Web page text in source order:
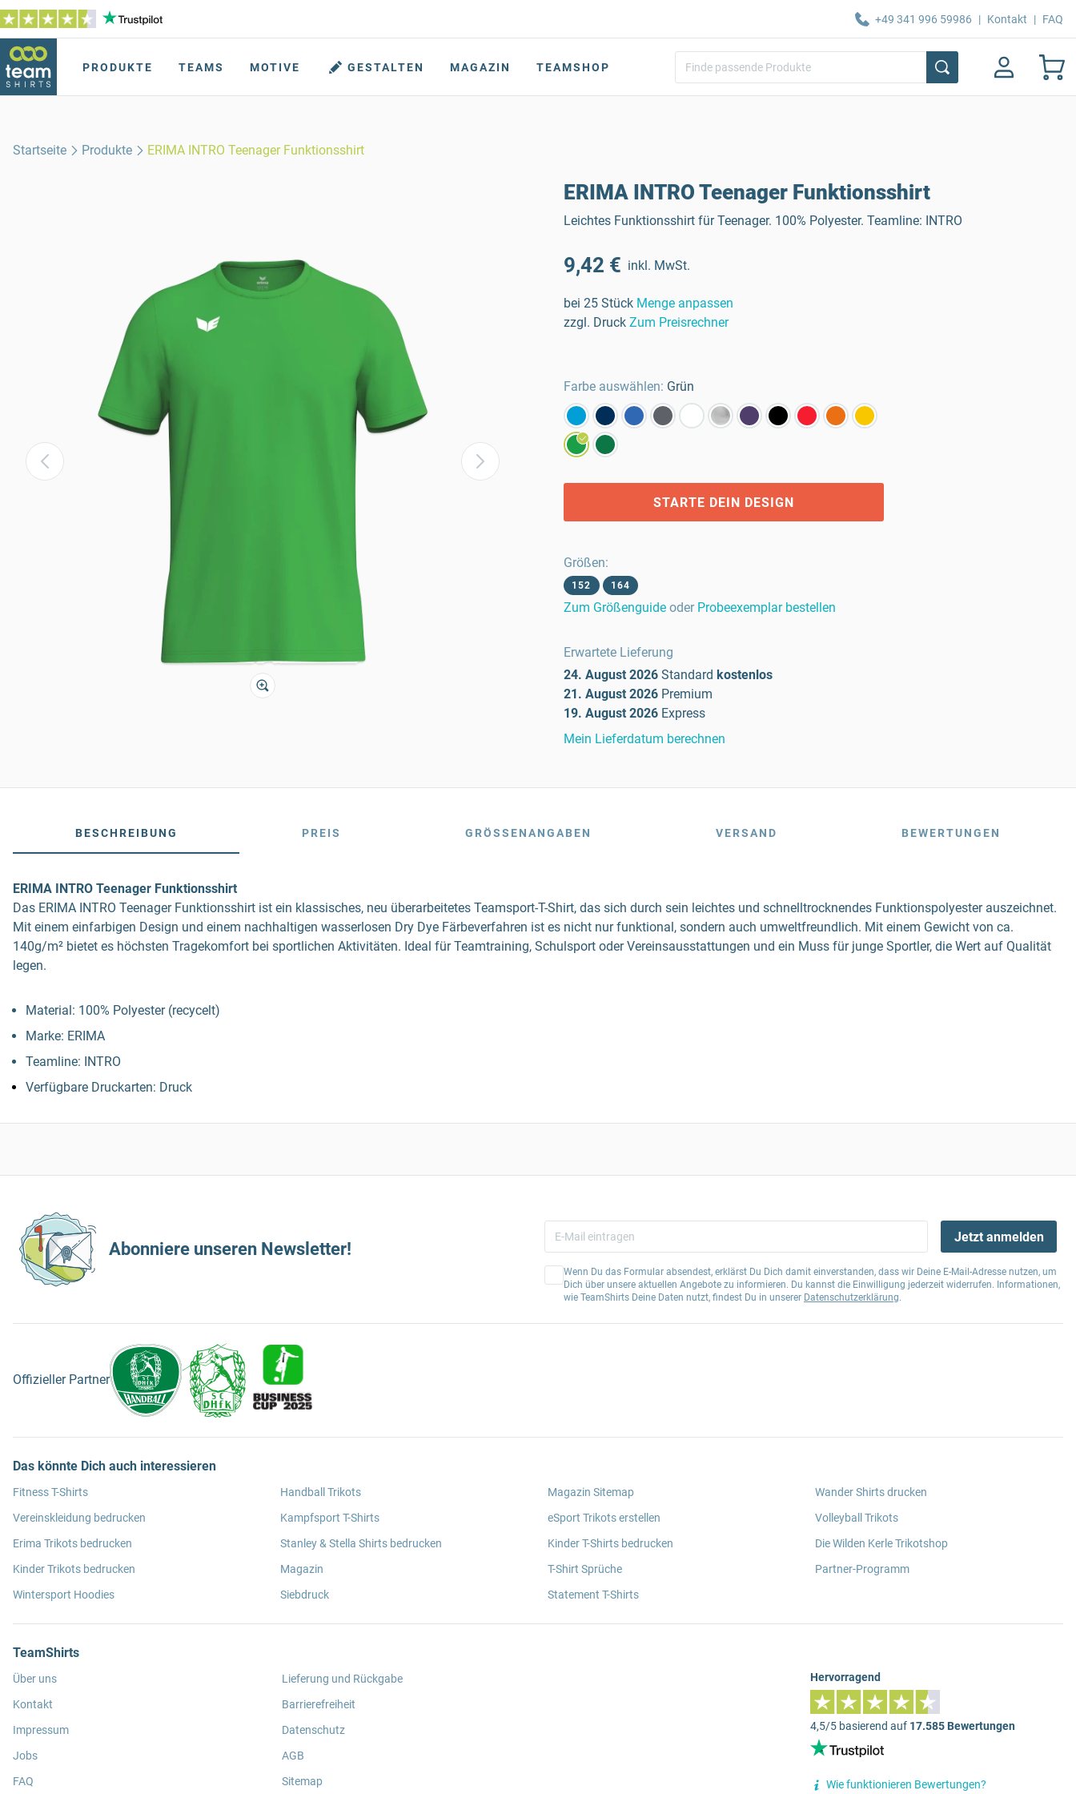
+49 341 996 59986 | Kontakt | FAQ
PRODUKTE TEAMS MOTIVE GESTALTEN MAGAZIN TEAMSHOP
Startseite Produkte ERIMA INTRO Teenager Funktionsshirt
ERIMA INTRO Teenager Funktionsshirt
Leichtes Funktionsshirt für Teenager. 100% Polyester. Teamline: INTRO
9,42 € inkl. MwSt.
bei 25 Stück Menge anpassen
zzgl. Druck Zum Preisrechner
Farbe auswählen: Grün
STARTE DEIN DESIGN
Größen:
152 164
Zum Größenguide oder Probeexemplar bestellen
Erwartete Lieferung
24. August 2026 Standard kostenlos
21. August 2026 Premium
19. August 2026 Express
Mein Lieferdatum berechnen
BESCHREIBUNG PREIS GRÖSSENANGABEN VERSAND BEWERTUNGEN
ERIMA INTRO Teenager Funktionsshirt
Das ERIMA INTRO Teenager Funktionsshirt ist ein klassisches, neu überarbeitetes Teamsport-T-Shirt, das sich durch sein leichtes und schnelltrocknendes Funktionspolyester auszeichnet.
Mit einem einfarbigen Design und einem nachhaltigen wasserlosen Dry Dye Färbeverfahren ist es nicht nur funktional, sondern auch umweltfreundlich. Mit einem Gewicht von ca.
140g/m² bietet es höchsten Tragekomfort bei sportlichen Aktivitäten. Ideal für Teamtraining, Schulsport oder Vereinsausstattungen und ein Muss für junge Sportler, die Wert auf Qualität
legen.
Material: 100% Polyester (recycelt)
Marke: ERIMA
Teamline: INTRO
Verfügbare Druckarten: Druck
Abonniere unseren Newsletter!
Jetzt anmelden
Wenn Du das Formular absendest, erklärst Du Dich damit einverstanden, dass wir Deine E-Mail-Adresse nutzen, um
Dich über unsere aktuellen Angebote zu informieren. Du kannst die Einwilligung jederzeit widerrufen. Informationen,
wie TeamShirts Deine Daten nutzt, findest Du in unserer Datenschutzerklärung.
Offizieller Partner
Das könnte Dich auch interessieren
Fitness T-Shirts
Vereinskleidung bedrucken
Erima Trikots bedrucken
Kinder Trikots bedrucken
Wintersport Hoodies
Handball Trikots
Kampfsport T-Shirts
Stanley & Stella Shirts bedrucken
Magazin
Siebdruck
Magazin Sitemap
eSport Trikots erstellen
Kinder T-Shirts bedrucken
T-Shirt Sprüche
Statement T-Shirts
Wander Shirts drucken
Volleyball Trikots
Die Wilden Kerle Trikotshop
Partner-Programm
TeamShirts
Über uns
Kontakt
Impressum
Jobs
FAQ
Lieferung und Rückgabe
Barrierefreiheit
Datenschutz
AGB
Sitemap
Hervorragend
4,5/5 basierend auf 17.585 Bewertungen
Wie funktionieren Bewertungen?